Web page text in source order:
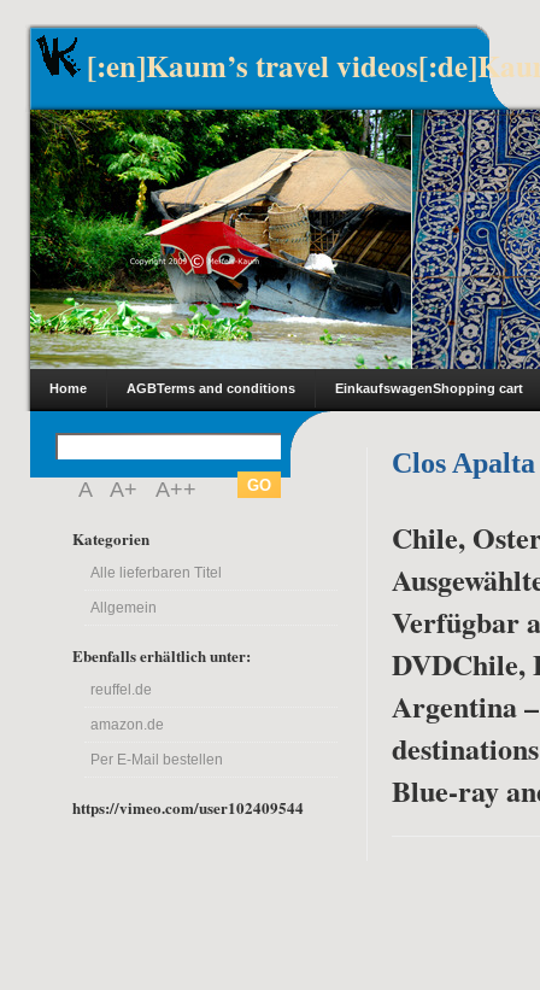
[:en]Kaum’s travel
Home AGBTerms and conditions EinkaufswagenShopping cart
A A+ A++
Kategorien
Alle lieferbaren Titel
Allgemein
Ebenfalls erhältlich unter:
reuffel.de
amazon.de
Per E-Mail bestellen
https://vimeo.com/user102409544
Clos Apalta
Chile,
Verfügbar
DVDChile,
Argentina
Blue-ray